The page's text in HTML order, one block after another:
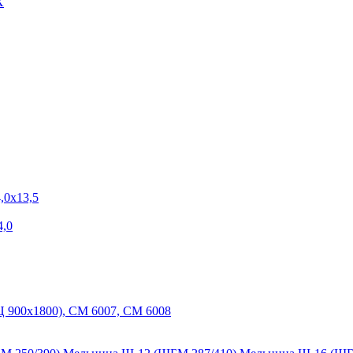
СМ 6007, СМ 6008